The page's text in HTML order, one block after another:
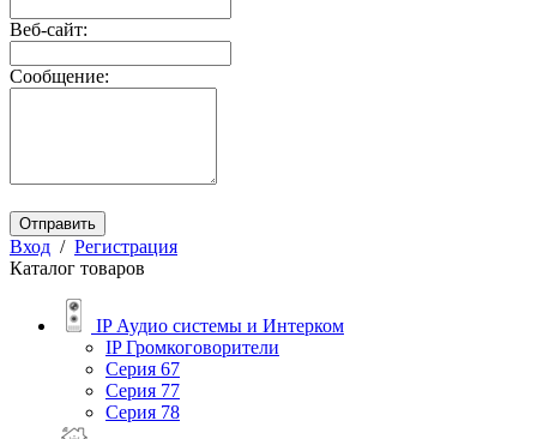
Веб-сайт:
Сообщение:
Отправить
Вход / Регистрация
Каталог товаров
IP Аудио системы и Интерком
IP Громкоговорители
Серия 67
Серия 77
Серия 78